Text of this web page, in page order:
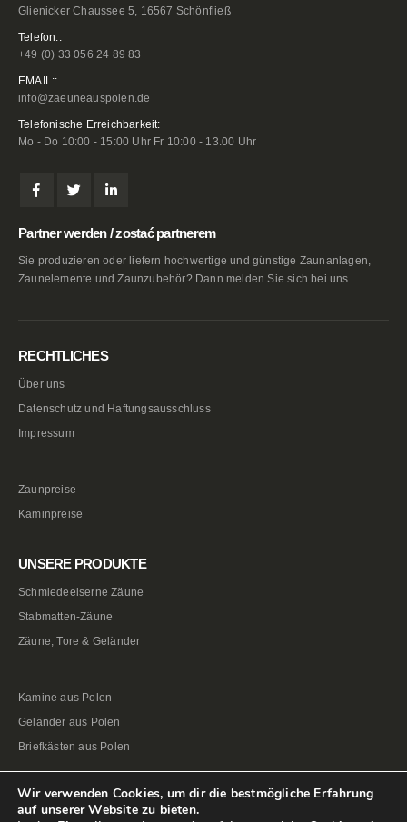
Glienicker Chaussee 5, 16567 Schönfließ
Telefon::
+49 (0) 33 056 24 89 83
EMAIL::
info@zaeuneauspolen.de
Telefonische Erreichbarkeit:
Mo - Do 10:00 - 15:00 Uhr Fr 10:00 - 13.00 Uhr
Partner werden / zostać partnerem
Sie produzieren oder liefern hochwertige und günstige Zaunanlagen,
Zaunelemente und Zaunzubehör? Dann melden Sie sich bei uns.
RECHTLICHES
Über uns
Datenschutz und Haftungsausschluss
Impressum
Zaunpreise
Kaminpreise
UNSERE PRODUKTE
Schmiedeeiserne Zäune
Stabmatten-Zäune
Zäune, Tore & Geländer
Kamine aus Polen
Geländer aus Polen
Briefkästen aus Polen
Wir verwenden Cookies, um dir die bestmögliche Erfahrung
auf unserer Website zu bieten.